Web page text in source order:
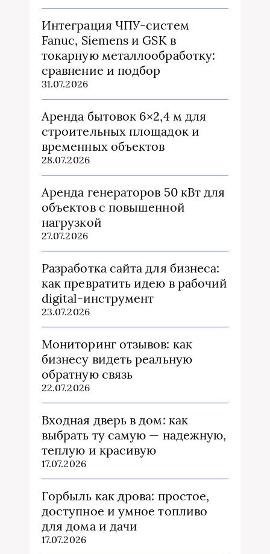
Интеграция ЧПУ-систем
Fanuc, Siemens и GSK в
токарную металлообработку:
сравнение и подбор
31.07.2026
Аренда бытовок 6×2,4 м для
строительных площадок и
временных объектов
28.07.2026
Аренда генераторов 50 кВт для
объектов с повышенной
нагрузкой
27.07.2026
Разработка сайта для бизнеса:
как превратить идею в рабочий
digital-инструмент
23.07.2026
Мониторинг отзывов: как
бизнесу видеть реальную
обратную связь
22.07.2026
Входная дверь в дом: как
выбрать ту самую — надежную,
теплую и красивую
17.07.2026
Горбыль как дрова: простое,
доступное и умное топливо
для дома и дачи
17.07.2026